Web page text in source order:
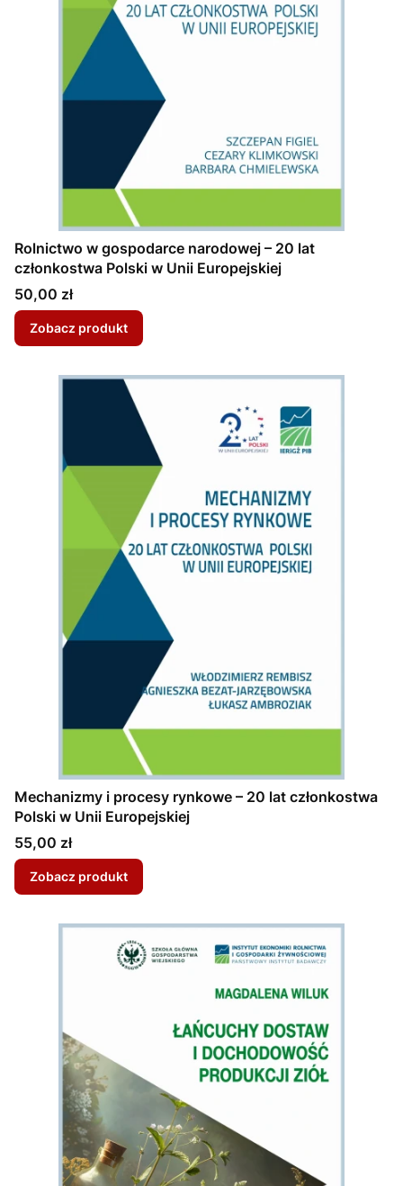
Rolnictwo w gospodarce narodowej – 20 lat
członkostwa Polski w Unii Europejskiej
Cena
50,00 zł
Zobacz produkt
Mechanizmy i procesy rynkowe – 20 lat członkostwa
Polski w Unii Europejskiej
Cena
55,00 zł
Zobacz produkt